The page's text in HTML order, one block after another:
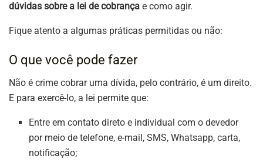
dúvidas sobre a lei de cobrança e como agir.
Fique atento a algumas práticas permitidas ou não:
O que você pode fazer
Não é crime cobrar uma dívida, pelo contrário, é um direito.
E para exercê-lo, a lei permite que:
Entre em contato direto e individual com o devedor
por meio de telefone, e-mail, SMS, Whatsapp, carta,
notificação;